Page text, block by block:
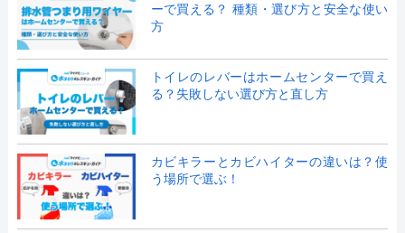
ーで買える？ 種類・選び方と安全な使い
方
トイレのレバーはホームセンターで買え
る？失敗しない選び方と直し方
カビキラーとカビハイターの違いは？使
う場所で選ぶ！